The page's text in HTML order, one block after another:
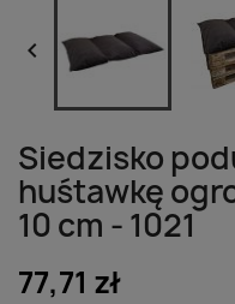

Siedzisko
huśtawkę
10 cm - 1021
77,71 zł